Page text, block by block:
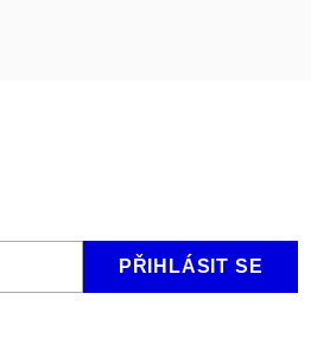
PŘIHLÁSIT SE